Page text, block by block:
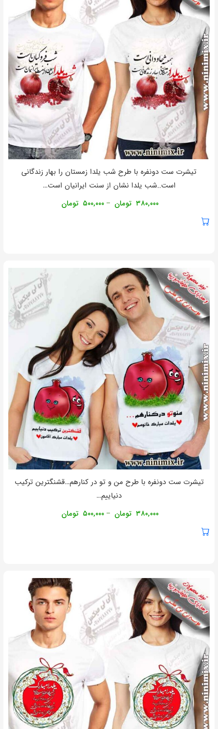
تیشرت ست دونفره با طرح شب یلدا زمستان را بهار زندگانی
است..شب یلدا نشان از سنت ایرانیان است…
۳۸۰,۰۰۰ تومان – ۵۰۰,۰۰۰ تومان
تیشرت ست دونفره با طرح من و تو در کنارهم…قشنگترین ترکیب
دنیاییم…
۳۸۰,۰۰۰ تومان – ۵۰۰,۰۰۰ تومان